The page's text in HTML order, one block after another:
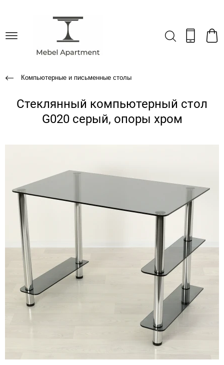
Компьютерные и письменные столы
Стеклянный компьютерный стол
G020 серый, опоры хром